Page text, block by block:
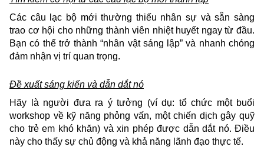
Các câu lạc bộ mới thường thiếu nhân sự và sẵn sàng
trao cơ hội cho những thành viên nhiệt huyết ngay từ đầu.
Bạn có thể trở thành “nhân vật sáng lập” và nhanh chóng
đảm nhận vị trí quan trọng.
Đề xuất sáng kiến và dẫn dắt nó
Hãy là người đưa ra ý tưởng (ví dụ: tổ chức một buổi
workshop về kỹ năng phỏng vấn, một chiến dịch gây quỹ
cho trẻ em khó khăn) và xin phép được dẫn dắt nó. Điều
này cho thấy sự chủ động và khả năng lãnh đạo thực tế.